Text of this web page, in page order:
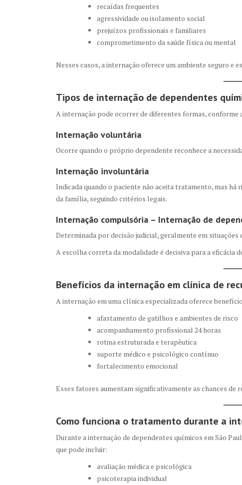
recaídas frequentes
agressividade ou isolamento social
prejuízos profissionais e familiares
comprometimento da saúde física ou mental
Nesses casos, a internação oferece um ambiente seguro
Tipos de internação de dependentes
A internação pode ocorrer de diferentes formas, conforme
Internação voluntária
Ocorre quando o próprio dependente reconhece a
Internação involuntária
Indicada quando o paciente não aceita tratamento, mas há
da família, seguindo critérios legais.
Internação compulsória – Internação de
Determinada por decisão judicial, geralmente em situações
A escolha correta da modalidade é decisiva para a eficácia
Benefícios da internação em clínica de
A internação em uma clínica especializada oferece
afastamento de gatilhos e ambientes de risco
acompanhamento profissional 24 horas
rotina estruturada e terapêutica
suporte médico e psicológico contínuo
fortalecimento emocional
Esses fatores aumentam significativamente as chances de
Como funciona o tratamento durante a
Durante a internação de dependentes químicos em São
que pode incluir:
avaliação médica e psicológica
psicoterapia individual